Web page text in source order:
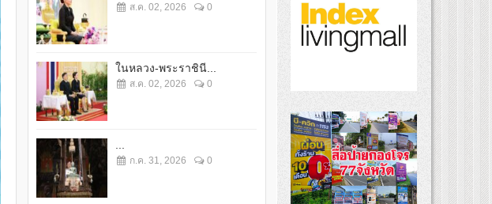
ส.ค. 02, 2026 0
ในหลวง-พระราชินี...
ส.ค. 02, 2026 0
ก.ค. 31, 2026 0